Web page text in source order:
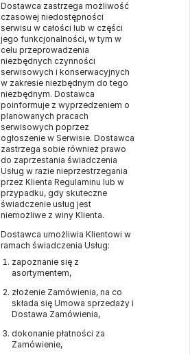
Dostawca zastrzega możliwość
czasowej niedostępności
serwisu w całości lub w części
jego funkcjonalności, w tym w
celu przeprowadzenia
niezbędnych czynności
serwisowych i konserwacyjnych
w zakresie niezbędnym do tego
niezbędnym. Dostawca
poinformuje z wyprzedzeniem o
planowanych pracach
serwisowych poprzez
ogłoszenie w Serwisie. Dostawca
zastrzega sobie również prawo
do zaprzestania świadczenia
Usług w razie nieprzestrzegania
przez Klienta Regulaminu lub w
przypadku, gdy skuteczne
świadczenie usług jest
niemożliwe z winy Klienta.
Dostawca umożliwia Klientowi w
ramach świadczenia Usług:
zapoznanie się z
asortymentem,
złożenie Zamówienia, na co
składa się Umowa sprzedaży i
Dostawa Zamówienia,
dokonanie płatności za
Zamówienie,